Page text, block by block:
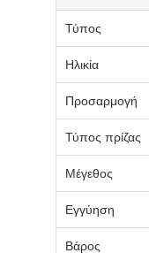
Τύπος
Ηλικία
Προσαρμογή
Τύπος πρίζας
Μέγεθος
Εγγύηση
Βάρος